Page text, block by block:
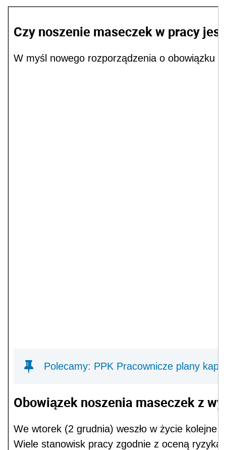
Czy noszenie maseczek w pracy
W myśl nowego rozporządzenia o obowiązku
Polecamy: PPK Pracownicze plany
Obowiązek noszenia maseczek z
We wtorek (2 grudnia) weszło w życie kolejne
Wiele stanowisk pracy zgodnie z oceną